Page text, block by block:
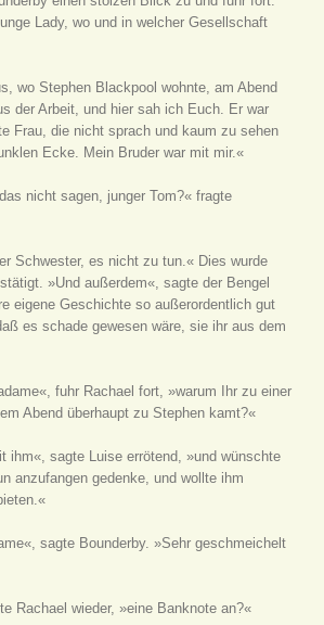
Lady, wo und in welcher Gesellschaft
wo Stephen Blackpool wohnte, am Abend
der Arbeit, und hier sah ich Euch. Er war
Frau, die nicht sprach und kaum zu sehen
Ecke. Mein Bruder war mit mir.«
nicht sagen, junger Tom?« fragte
Schwester, es nicht zu tun.« Dies wurde
»Und außerdem«, sagte der Bengel
eigene Geschichte so außerordentlich gut
es schade gewesen wäre, sie ihr aus dem
fuhr Rachael fort, »warum Ihr zu einer
Abend überhaupt zu Stephen kamt?«
ihm«, sagte Luise errötend, »und wünschte
anzufangen gedenke, und wollte ihm
sagte Bounderby. »Sehr geschmeichelt
Rachael wieder, »eine Banknote an?«